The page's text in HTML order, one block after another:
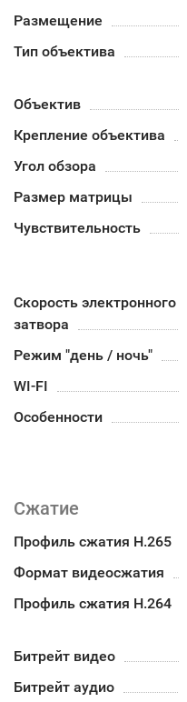
Размещение
Тип объектива
Объектив
Крепление объектива
Угол обзора
Размер матрицы
Чувствительность
Скорость электронного
затвора
Режим "день / ночь"
WI-FI
Особенности
Сжатие
Профиль сжатия H.265
Формат видеосжатия
Профиль сжатия H.264
Битрейт видео
Битрейт аудио